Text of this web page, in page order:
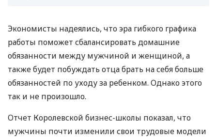
Экономисты надеялись, что эра гибкого графика
работы поможет сбалансировать домашние
обязанности между мужчиной и женщиной, а
также будет побуждать отца брать на себя больше
обязанностей по уходу за ребенком. Однако этого
так и не произошло.
Отчет Королевской бизнес-школы показал, что
мужчины почти изменили свои трудовые модели